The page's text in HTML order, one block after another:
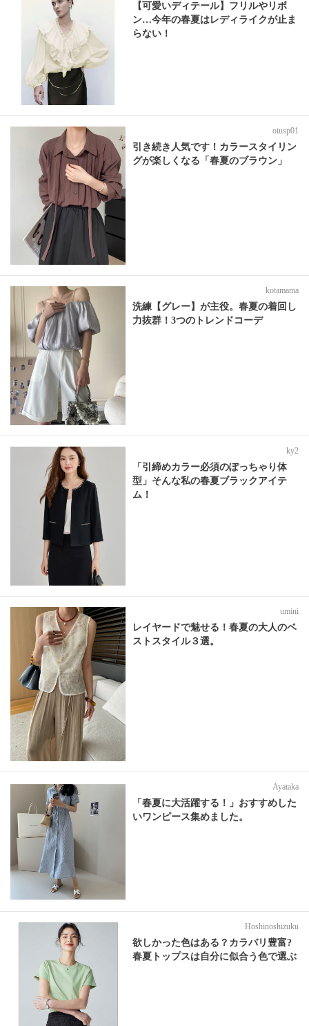
【可愛いディテール】フリルやリボ
ン…今年の春夏はレディライクが止ま
らない！
oiusp01
引き続き人気です！カラースタイリン
グが楽しくなる「春夏のブラウン」
kotamama
洗練【グレー】が主役。春夏の着回し
力抜群！3つのトレンドコーデ
ky2
「引締めカラー必須のぽっちゃり体
型」そんな私の春夏ブラックアイテ
ム！
umini
レイヤードで魅せる！春夏の大人のベ
ストスタイル３選。
Ayataka
「春夏に大活躍する！」おすすめした
いワンピース集めました。
Hoshinoshizuku
欲しかった色はある？カラバリ豊富?
春夏トップスは自分に似合う色で選ぶ